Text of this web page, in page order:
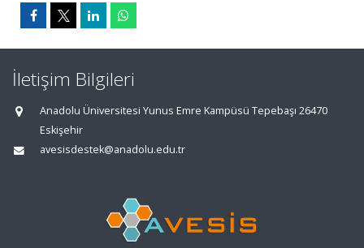
İletişim Bilgileri
Anadolu Üniversitesi Yunus Emre Kampüsü Tepebaşı 26470
Eskişehir
avesisdestek@anadolu.edu.tr